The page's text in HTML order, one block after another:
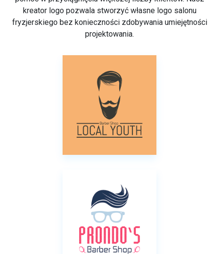
kreator logo pozwala stworzyć własne logo salonu
fryzjerskiego bez konieczności zdobywania umiejętności
projektowania.